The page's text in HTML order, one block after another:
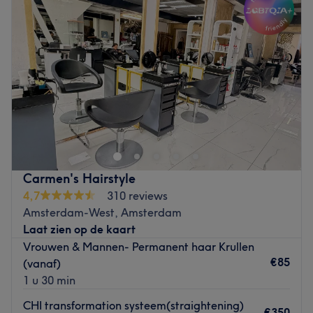
De extra’s: De kapsalon ligt dicht bij een aantal bus- en
tramhaltes, waardoor je er snel en gemakkelijk kunt
komen.
Go to venue
Donderdag
09:30–21:00
Vrijdag
09:30 –
17:00
Zaterdag
09:30–17:00
Zondag
Gesloten
Bij Xandra’s Hairstyling is iedereen welkom voor een
heerlijke opfrisbeurt van je kapsel. Gedurende de
behandeling laat het team niet alleen haar expertise zien
maar ook haar creativiteit. Of je nou enkel je haar wilt
laten bijpunten of voor een compleet nieuw kapsel komt,
het team weet wat haar te doen staat. Tijdens de
behandeling worden producten van moroccanoil en
mydentity gebruikt, zodat jouw coupe niet alleen in een
nieuw jasje wordt gestoken maar ook nog eens glanst als
nooit tevoren.
Carmen's Hairstyle
4,7
310 reviews
Amsterdam-West, Amsterdam
Laat zien op de kaart
Vrouwen & Mannen- Permanent haar Krullen
(vanaf)
1 u 30 min
€85
CHI transformation systeem(straightening)